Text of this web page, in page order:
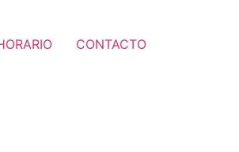
CONTACTO